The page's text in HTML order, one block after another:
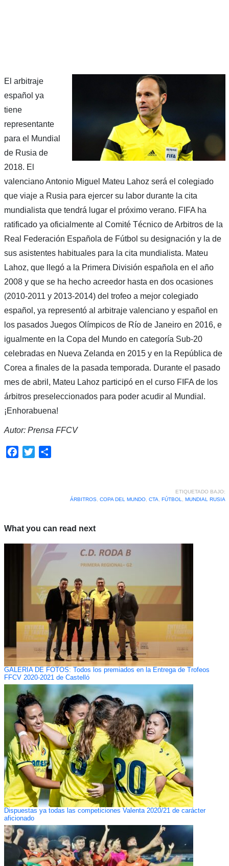
El arbitraje
español ya
tiene
representante
para el Mundial
de Rusia de
2018. El
valenciano Antonio Miguel Mateu Lahoz será el colegiado
que viaje a Rusia para ejercer su labor durante la cita
mundialista que tendrá lugar el próximo verano. FIFA ha
ratificado ya oficialmente al Comité Técnico de Arbitros de la
Real Federación Española de Fútbol su designación y la de
sus asistentes habituales para la cita mundialista. Mateu
Lahoz, que llegó a la Primera División española en el año
2008 y que se ha hecho acreedor hasta en dos ocasiones
(2010-2011 y 2013-2014) del trofeo a mejor colegiado
español, ya representó al arbitraje valenciano y español en
los pasados Juegos Olímpicos de Río de Janeiro en 2016, e
igualmente en la Copa del Mundo en categoría Sub-20
celebradas en Nueva Zelanda en 2015 y en la República de
Corea a finales de la pasada temporada. Durante el pasado
mes de abril, Mateu Lahoz participó en el curso FIFA de los
árbitros preseleccionados para poder acudir al Mundial.
¡Enhorabuena!
Autor: Prensa FFCV
Facebook
Twitter
ETIQUETADO BAJO:
ÁRBITROS, COPA DEL MUNDO, CTA FÚTBOL MUNDIAL RUSIA
What you can read next
GALERÍA DE FOTOS: Todos los premiados en la Entrega de Trofeos
FFCV 2020-2021 de Castelló
Dispuestas ya todas las competiciones Valenta 2020/21 de carácter
aficionado